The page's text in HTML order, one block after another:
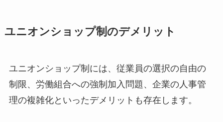
ユニオンショップ制のデメリット
ユニオンショップ制には、従業員の選択の自由の
制限、労働組合への強制加入問題、企業の人事管
理の複雑化といったデメリットも存在します。